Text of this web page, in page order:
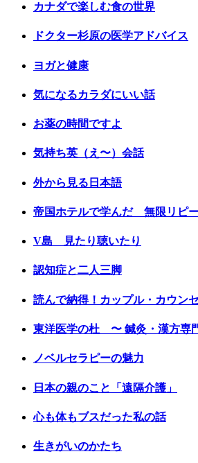
カナダで楽しむ食の世界
ドクター杉原の医学アドバイス
ヨガと健康
気になるカラダにいい話
お薬の時間ですよ
気持ち英（え〜）会話
外から見る日本語
帝国ホテルで学んだ 無限リピ
V島 見たり聴いたり
認知症と二人三脚
読んで納得！カップル・カウン
東洋医学の杜 〜 鍼灸・漢方専
ノベルセラピーの魅力
日本の親のこと「遠隔介護」
心も体もブスだった私の話
生きがいのかたち